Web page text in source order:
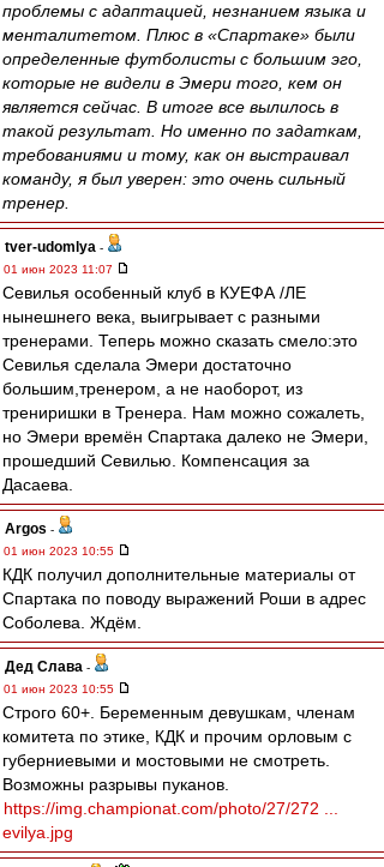
проблемы с адаптацией, незнанием языка и
менталитетом. Плюс в «Спартаке» были
определенные футболисты с большим эго,
которые не видели в Эмери того, кем он
является сейчас. В итоге все вылилось в
такой результат. Но именно по задаткам,
требованиями и тому, как он выстраивал
команду, я был уверен: это очень сильный
тренер.
tver-udomlya -
01 июн 2023 11:07
Севилья особенный клуб в КУЕФА /ЛЕ
нынешнего века, выигрывает с разными
тренерами. Теперь можно сказать смело:это
Севилья сделала Эмери достаточно
большим,тренером, а не наоборот, из
трениришки в Тренера. Нам можно сожалеть,
но Эмери времён Спартака далеко не Эмери,
прошедший Севилью. Компенсация за
Дасаева.
Argos -
01 июн 2023 10:55
КДК получил дополнительные материалы от
Спартака по поводу выражений Роши в адрес
Соболева. Ждём.
Дед Слава -
01 июн 2023 10:55
Строго 60+. Беременным девушкам, членам
комитета по этике, КДК и прочим орловым с
губерниевыми и мостовыми не смотреть.
Возможны разрывы пуканов.
https://img.championat.com/photo/27/272 ...
evilya.jpg